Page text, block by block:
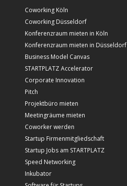
Coworking Köln
Coworking Düsseldorf
Konferenzraum mieten in Köln
Konferenzraum mieten in Düsseldorf
Business Model Canvas
STARTPLATZ Accelerator
Corporate Innovation
Pitch
Projektbüro mieten
Meetingräume mieten
Coworker werden
Startup Firmenmitgliedschaft
Startup Jobs am STARTPLATZ
Speed Networking
Inkubator